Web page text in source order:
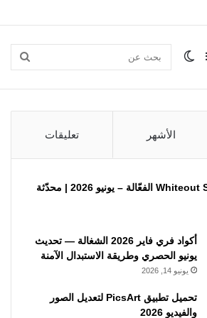
بحث الوضعإضافة
جانبي
الأشهر تعليقات
أكواد هدايا Whiteout Survival الفعّالة – يونيو 2026 | محدّثة
أكواد فري فاير 2026 الشغالة — تحديث
يونيو الحصري وطريقة الاستبدال الآمنة
يونيو 14, 2026
تحميل تطبيق PicsArt لتعديل الصور
والفيديو 2026